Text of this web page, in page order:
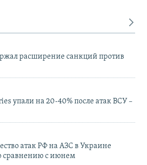
расширение санкций против
упали на 20-40% после атак ВСУ –
атак РФ на АЗС в Украине
сравнению с июнем